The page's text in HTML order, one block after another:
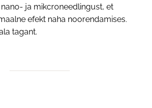
ja mikcroneedlingust, et
efekt naha noorendamises.
tagant.